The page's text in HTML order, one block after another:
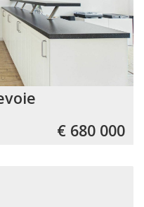
€ 680 000